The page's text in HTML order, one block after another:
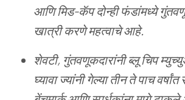
आणि मिड-कॅप दोन्ही फंडांमध्ये
खात्री करणे महत्वाचे आहे.
शेवटी, गुंतवणूकदारांनी ब्लू चिप
घ्यावा ज्यांनी गेल्या तीन ते पाच वर्षांत